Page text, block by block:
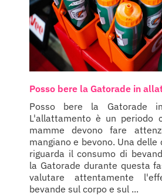
Posso bere la Gatorade in
Posso bere la Gatorade
L'allattamento è un periodo
mamme devono fare
mangiano e bevono. Una delle
riguarda il consumo di
la Gatorade durante questa
valutare attentamente
bevande sul corpo e sul ...